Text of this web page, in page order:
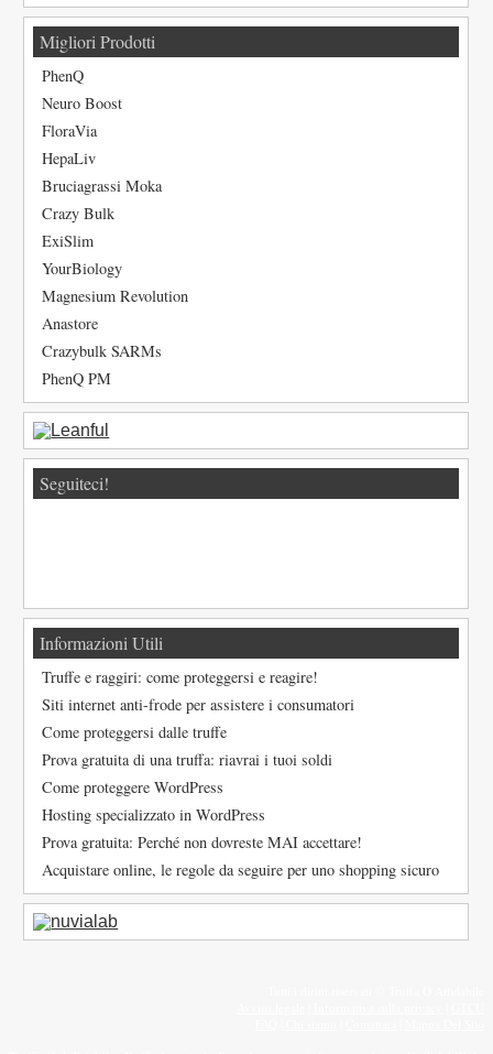
Migliori Prodotti
PhenQ
Neuro Boost
FloraVia
HepaLiv
Bruciagrassi Moka
Crazy Bulk
ExiSlim
YourBiology
Magnesium Revolution
Anastore
Crazybulk SARMs
PhenQ PM
Seguiteci!
Informazioni Utili
Truffe e raggiri: come proteggersi e reagire!
Siti internet anti-frode per assistere i consumatori
Come proteggersi dalle truffe
Prova gratuita di una truffa: riavrai i tuoi soldi
Come proteggere WordPress
Hosting specializzato in WordPress
Prova gratuita: Perché non dovreste MAI accettare!
Acquistare online, le regole da seguire per uno shopping sicuro